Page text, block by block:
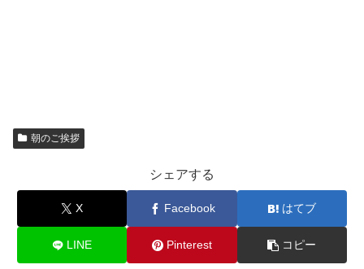
朝のご挨拶
シェアする
X Facebook はてブ
LINE Pinterest コピー